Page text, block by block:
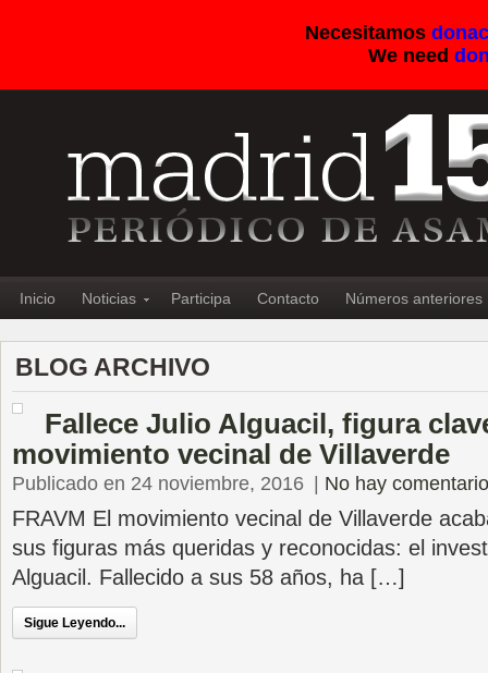
Necesitamos
We need
Inicio Noticias Participa Contacto Números anteriores
BLOG ARCHIVO
Fallece Julio Alguacil, figura
movimiento vecinal de Villaverde
Publicado en 24 noviembre, 2016 No hay
FRAVM El movimiento vecinal de Villaverde
sus figuras más queridas y reconocidas: el
Alguacil. Fallecido a sus 58 años, ha […]
Sigue Leyendo...